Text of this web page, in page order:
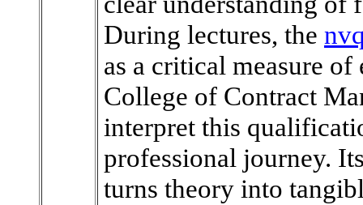
During lectures, the
as a critical measure
College of Contract
interpret this
professional journey.
turns theory into